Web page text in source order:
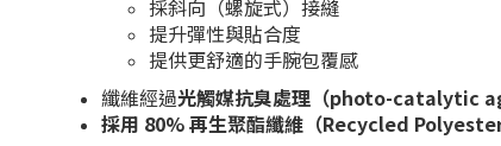
採斜向（螺旋式）接縫
提升彈性與貼合度
提供更舒適的手腕包覆感
纖維經過光觸媒抗臭處理（photo-catalytic
採用 80% 再生聚酯纖維（Recycled Polyester